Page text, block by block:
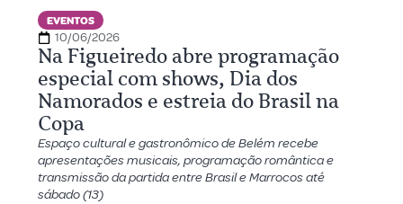
EVENTOS
10/06/2026
Na Figueiredo abre programação
especial com shows, Dia dos
Namorados e estreia do Brasil na
Copa
Espaço cultural e gastronômico de Belém recebe
apresentações musicais, programação romântica e
transmissão da partida entre Brasil e Marrocos até
sábado (13)